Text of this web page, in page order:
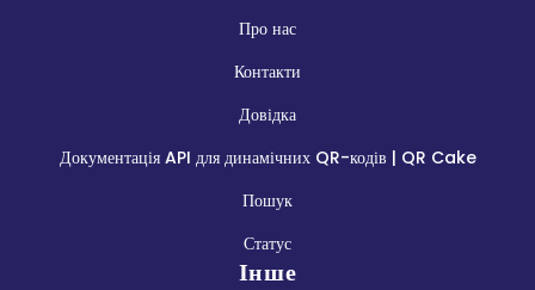
Про нас
Контакти
Довідка
Документація API для динамічних QR-кодів | QR Cake
Пошук
Статус
Інше